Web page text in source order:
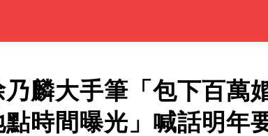
麟大手筆「包下百萬
時間曝光」喊話明年